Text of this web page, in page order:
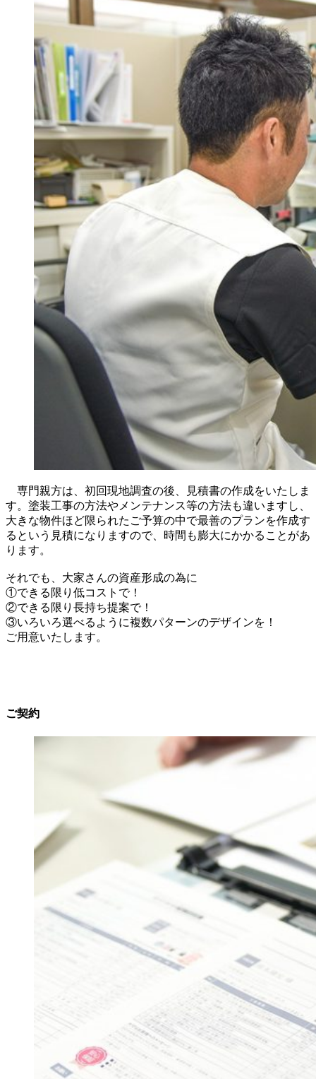
専門親方は、初回現地調査の後、見積書の作成をいたしま
す。塗装工事の方法やメンテナンス等の方法も違いますし、
大きな物件ほど限られたご予算の中で最善のプランを作成す
るという見積になりますので、時間も膨大にかかることがあ
ります。
それでも、大家さんの資産形成の為に
①できる限り低コストで！
②できる限り長持ち提案で！
③いろいろ選べるように複数パターンのデザインを！
ご用意いたします。
ご契約